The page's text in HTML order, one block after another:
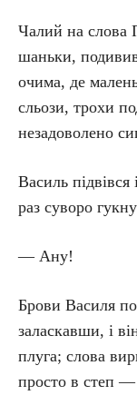
Чалий на слова
шаньки,
очима, де
сльози, трохи
незадоволено
Василь
раз суворо
— Ану!
Брови Василя
заласкавши, і
плуга; слова
просто в степ —